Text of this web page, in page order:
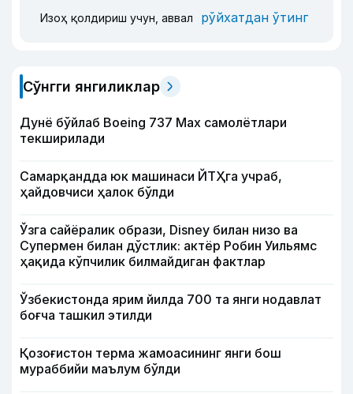
Изоҳ қолдириш учун, аввал рўйхатдан ўтинг
Сўнгги янгиликлар
Дунё бўйлаб Boeing 737 Мах самолётлари
текширилади
Самарқандда юк машинаси ЙТҲга учраб,
ҳайдовчиси ҳалок бўлди
Ўзга сайёралик образи, Disney билан низо ва
Супермен билан дўстлик: актёр Робин Уильямс
ҳақида кўпчилик билмайдиган фактлар
Ўзбекистонда ярим йилда 700 та янги нодавлат
боғча ташкил этилди
Қозоғистон терма жамоасининг янги бош
мураббийи маълум бўлди